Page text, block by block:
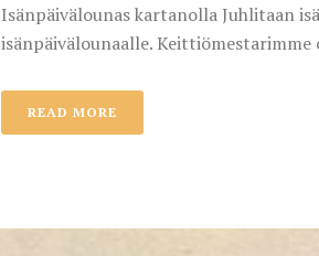
Isänpäivälounas kartanolla Juhlitaan
isänpäivälounaalle.
READ MORE